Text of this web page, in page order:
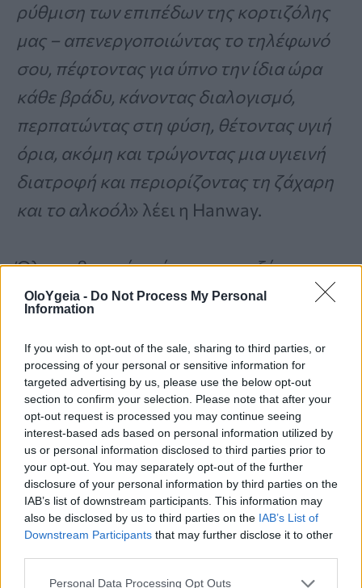
OloYgeia - Do Not Process My Personal
Information
If you wish to opt-out of the sale, sharing to third parties, or
processing of your personal or sensitive information for
targeted advertising by us, please use the below opt-out
section to confirm your selection. Please note that after your
opt-out request is processed you may continue seeing
interest-based ads based on personal information utilized by
us or personal information disclosed to third parties prior to
your opt-out. You may separately opt-out of the further
disclosure of your personal information by third parties on the
IAB’s list of downstream participants. This information may
also be disclosed by us to third parties on the IAB’s List of
Downstream Participants that may further disclose it to other
Personal Data Processing Opt Outs
ρύθμιση των επιπέδων της κορτιζόλης
μας – απενεργοποιώντας το τηλέφωνό
σου, πέφτοντας για ύπνο την ίδια ώρα
κάθε βράδυ, κάνοντας διαλογισμό,
περπατώντας στη φύση, θέτοντας υγιή
όρια, ακόμη και τρώγοντας μια υγιεινή
διατροφή και περιορίζοντας τη ζάχαρη
και το αλκοόλ» λέει η Hanway.
Όλα τα βασικά πράγματα που ξέρουμε
να κάνουμε, αλλά που ηπολυάσχολη
Αποφύγετε το τηλέφωνό σας πρωί-
πρωί
Το πρώτο πράγμα που κάνουν πολλοί
από εμάς το πρωί είναι να
απενεργοποιήσουμε το ξυπνητήρι μας
και στη συνέχεια να κάνουμε scroll στο
τηλέφωνό μας. Ενώ αυτό μπορεί να σας